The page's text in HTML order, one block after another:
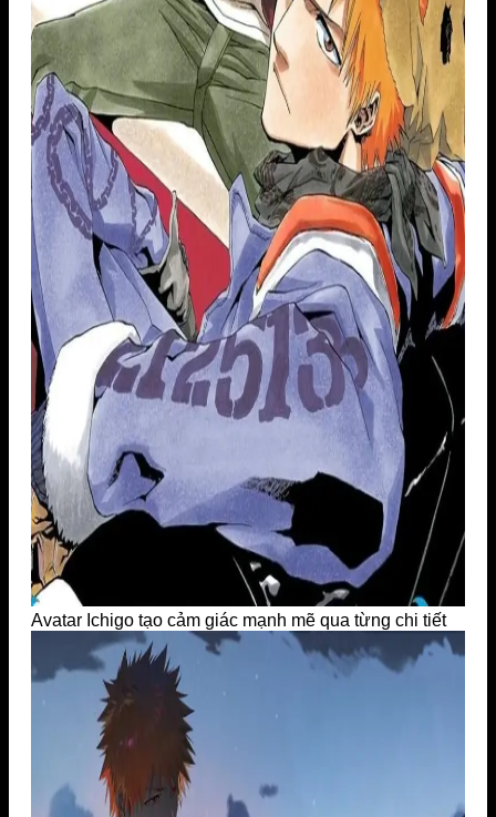
Avatar Ichigo tạo cảm giác mạnh mẽ qua từng chi tiết